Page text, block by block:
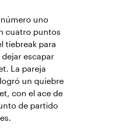
número uno
cuatro puntos
tiebreak para
dejar escapar
La pareja
un quiebre
con el ace de
de partido